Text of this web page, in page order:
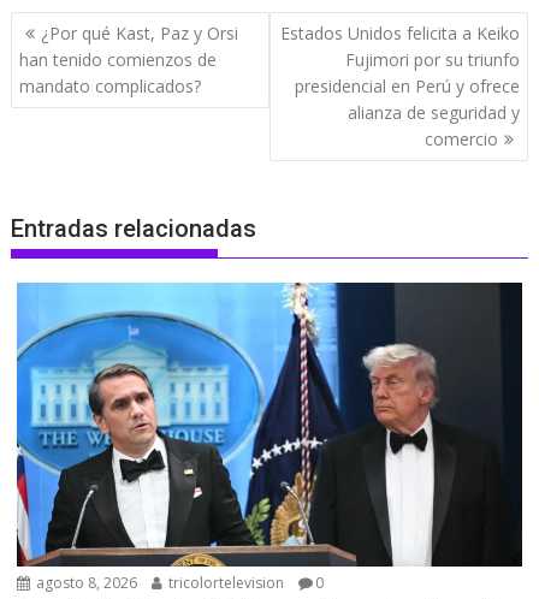
Navegación
de
entradas
¿Por qué Kast, Paz y Orsi
han tenido comienzos de
mandato complicados?
Estados Unidos felicita a Keiko
Fujimori por su triunfo
presidencial en Perú y ofrece
alianza de seguridad y
comercio
Entradas relacionadas
agosto 8, 2026 tricolortelevision 0